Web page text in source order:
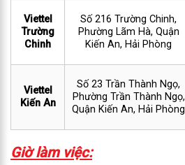
Viettel
Trường
Chinh
Số 216 Trường Chinh,
Phường Lãm Hà, Quận
Kiến An, Hải Phòng
Viettel
Kiến An
Số 23 Trần Thành Ngọ,
Phường Trần Thành Ngọ,
Quận Kiến An, Hải Phòng
Giờ làm việc: